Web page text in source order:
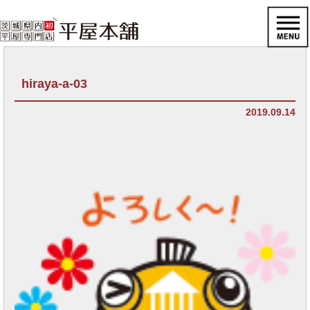
hiraya-a-03
2019.09.14